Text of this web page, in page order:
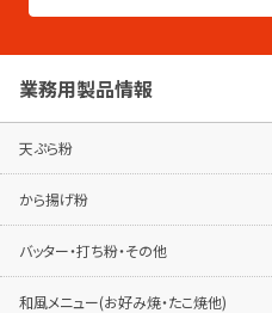
パンフレットはこちらから
業務用製品情報
天ぷら粉
から揚げ粉
バッター・打ち粉・その他
和風メニュー(お好み焼・たこ焼他)